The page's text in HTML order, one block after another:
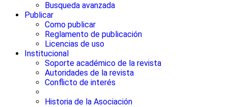
Busqueda avanzada
Publicar
Como publicar
Reglamento de publicación
Licencias de uso
Institucional
Soporte académico de la revista
Autoridades de la revista
Conflicto de interés
Historia de la Asociación